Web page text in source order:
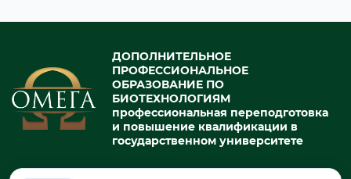
ДОПОЛНИТЕЛЬНОЕ
ПРОФЕССИОНАЛЬНОЕ
ОБРАЗОВАНИЕ ПО
БИОТЕХНОЛОГИЯМ
профессиональная переподготовка
и повышение квалификации в
государственном университете